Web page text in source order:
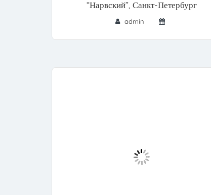
“Нарвский”, Санкт-Петербург
admin